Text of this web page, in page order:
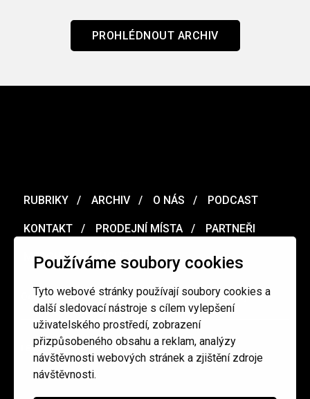
Používáme soubory cookies
Tyto webové stránky používají soubory cookies a
další sledovací nástroje s cílem vylepšení
uživatelského prostředí, zobrazení
přizpůsobeného obsahu a reklam, analýzy
návštěvnosti webových stránek a zjištění zdroje
návštěvnosti.
PROHLÉDNOUT ARCHIV
RUBRIKY ARCHIV O NÁS PODCAST
KONTAKT PRODEJNÍ MÍSTA PARTNEŘI
MERCH VOUCHER
Ochrana osobních údajů / Obchodní podmínky
redakce@cinepur.cz